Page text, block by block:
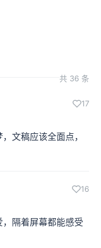
共 36 条
17
文稿应该全面点，
16
隔着屏幕都能感受